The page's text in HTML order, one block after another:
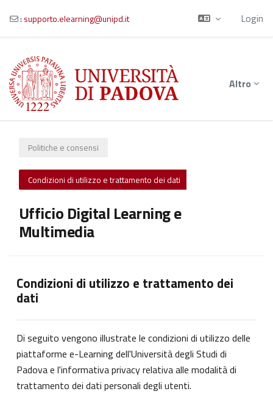
Vai al contenuto principale
: supporto.elearning@unipd.it Login
Altro
Politiche e consensi
Condizioni di utilizzo e trattamento dei dati
Ufficio Digital Learning e
Multimedia
Condizioni di utilizzo e trattamento dei
dati
Di seguito vengono illustrate le condizioni di utilizzo delle
piattaforme e-Learning dell'Università degli Studi di
Padova e l'informativa privacy relativa alle modalità di
trattamento dei dati personali degli utenti.